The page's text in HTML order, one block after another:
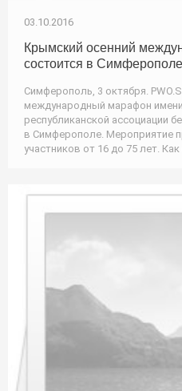
03.10.2016
Крымский осенний
состоится в Симферополе
Симферополь, 3 октября.
международный марафон
республиканской ассоциации
в Симферополе. Мероприятие
участников от 16 до 75 лет.